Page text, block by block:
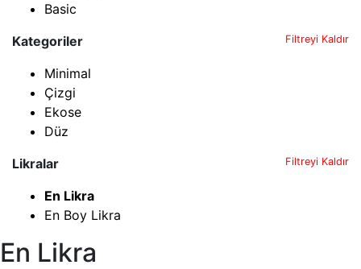
Basic
Kategoriler
Filtreyi Kaldır
Minimal
Çizgi
Ekose
Düz
Likralar
Filtreyi Kaldır
En Likra
En Boy Likra
En Likra